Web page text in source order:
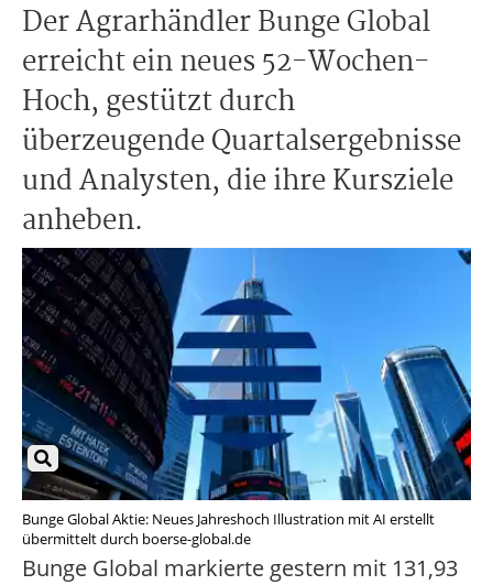
Der Agrarhändler Bunge Global
erreicht ein neues 52-Wochen-
Hoch, gestützt durch
überzeugende Quartalsergebnisse
und Analysten, die ihre Kursziele
anheben.
Bunge Global Aktie: Neues Jahreshoch Illustration mit AI erstellt
übermittelt durch boerse-global.de
Bunge Global markierte gestern mit 131,93